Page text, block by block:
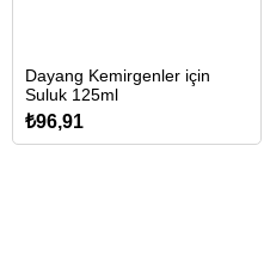
Dayang Kemirgenler için
Suluk 125ml
₺96,91